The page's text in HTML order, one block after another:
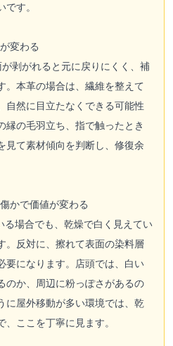
す。
変わる
剥がれると元に戻りにくく、補
。本革の場合は、繊維を整えて
自然に目立たなくできる可能性
縁の毛羽立ち、指で触ったとき
見て素材傾向を判断し、修復余
かで価値が変わる
場合でも、乾燥で白く見えてい
。反対に、擦れて表面の染料層
要になります。店頭では、白い
のか、周辺に粉っぽさがあるの
に屋外移動が多い環境では、乾
ここを丁寧に見ます。